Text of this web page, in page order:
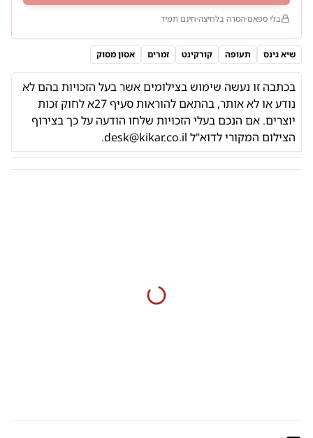
בלי ספאם הסרה בלחיצה חינם תמיד
שיא גינס תעופה קורקינט זמרים אסון מסוק
בכתבה זו נעשה שימוש בצילומים אשר בעל הזכויות בהם לא
נודע או לא אותר, בהתאם להוראות
סעיף 27א לחוק זכות
יוצרים. אם הנכם בעלי הזכויות שלחו הודעה על כך בצירוף
הצילום המקורי לדוא"ל desk@kikar.co.il
.